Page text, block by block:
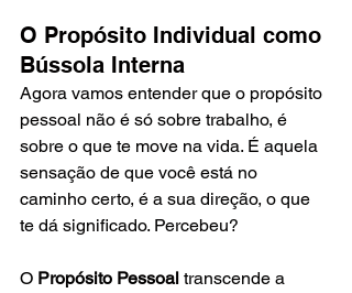
O Propósito Individual como
Bússola Interna
Agora vamos entender que o propósito
pessoal não é só sobre trabalho, é
sobre o que te move na vida. É aquela
sensação de que você está no
caminho certo, é a sua direção, o que
te dá significado. Percebeu?
O Propósito Pessoal transcende a